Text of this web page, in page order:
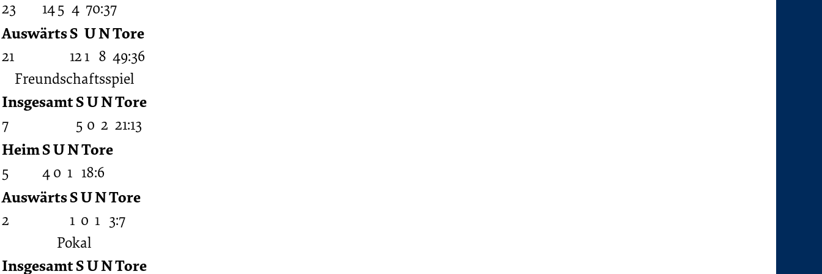
23 145 4 70:37
AuswärtsS UNTore
21 121 8 49:36
Freundschaftsspiel
InsgesamtSUNTore
7 5 0 2 21:13
HeimSUNTore
5 40 1 18:6
AuswärtsSUNTore
2 1 0 1 3:7
Pokal
InsgesamtSUNTore